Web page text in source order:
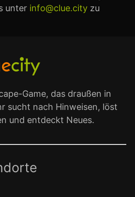
unter info@clue.city zu
Game, das draußen in
sucht nach Hinweisen, löst
und entdeckt Neues.